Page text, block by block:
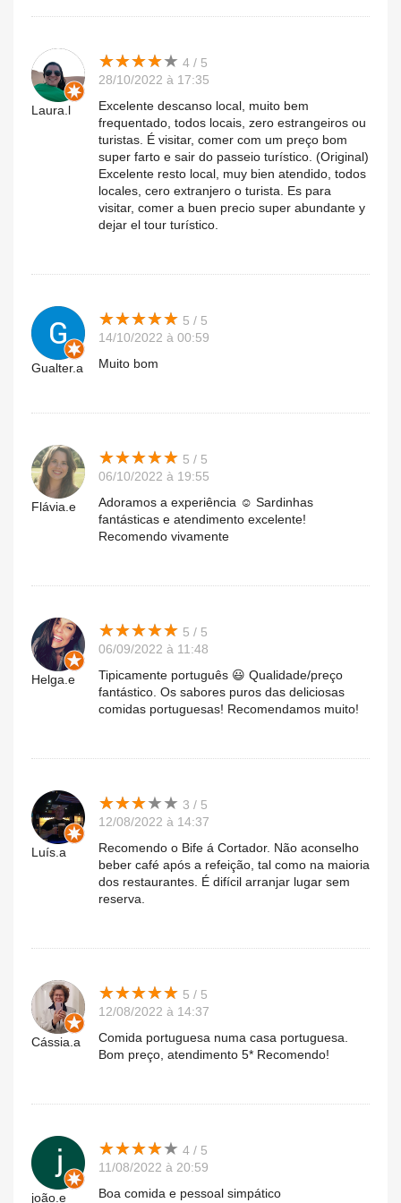
Laura.l
★★★★★
★★★★★ 4 / 5
28/10/2022 à 17:35
Excelente descanso local, muito bem
frequentado, todos locais, zero estrangeiros ou
turistas. É visitar, comer com um preço bom
super farto e sair do passeio turístico. (Original)
Excelente resto local, muy bien atendido, todos
locales, cero extranjero o turista. Es para
visitar, comer a buen precio super abundante y
dejar el tour turístico.
Gualter.a
★★★★★
★★★★★ 5 / 5
14/10/2022 à 00:59
Muito bom
Flávia.e
★★★★★
★★★★★ 5 / 5
06/10/2022 à 19:55
Adoramos a experiência ☺️ Sardinhas
fantásticas e atendimento excelente!
Recomendo vivamente
Helga.e
★★★★★
★★★★★ 5 / 5
06/09/2022 à 11:48
Tipicamente português 😃 Qualidade/preço
fantástico. Os sabores puros das deliciosas
comidas portuguesas! Recomendamos muito!
Luís.a
★★★★★
★★★★★ 3 / 5
12/08/2022 à 14:37
Recomendo o Bife á Cortador. Não aconselho
beber café após a refeição, tal como na maioria
dos restaurantes. É difícil arranjar lugar sem
reserva.
Cássia.a
★★★★★
★★★★★ 5 / 5
12/08/2022 à 14:37
Comida portuguesa numa casa portuguesa.
Bom preço, atendimento 5* Recomendo!
joão.e
★★★★★
★★★★★ 4 / 5
11/08/2022 à 20:59
Boa comida e pessoal simpático